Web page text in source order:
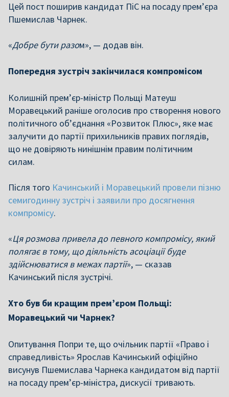
Цей пост поширив кандидат ПіС на посаду прем’єра
Пшемислав Чарнек.
«Добре бути разом», — додав він.
Попередня зустріч закінчилася компромісом
Колишній прем’єр-міністр Польщі Матеуш
Моравецький раніше оголосив про створення нового
політичного об’єднання «Розвиток Плюс», яке має
залучити до партії прихильників правих поглядів,
що не довіряють нинішнім правим політичним
силам.
Після того Качинський і Моравецький провели пізню
семигодинну зустріч і заявили про досягнення
компромісу.
«Ця розмова привела до певного компромісу, який
полягає в тому, що діяльність асоціації буде
здійснюватися в межах партії», — сказав
Качинський після зустрічі.
Хто був би кращим прем’єром Польщі:
Моравецький чи Чарнек?
Опитування Попри те, що очільник партії «Право і
справедливість» Ярослав Качинський офіційно
висунув Пшемислава Чарнека кандидатом від партії
на посаду прем’єр-міністра, дискусії тривають.